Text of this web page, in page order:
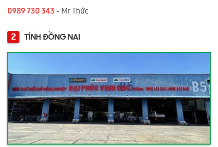
0989 730 343 - Mr Thức
2 TỈNH ĐỒNG NAI